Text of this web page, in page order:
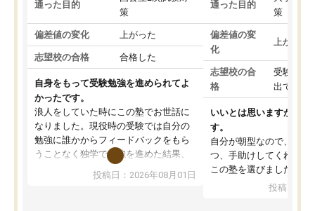
通った目的
策
偏差値の変化 上がった
志望校の合格 合格した
自身をもって受験勉強を進められてよ
かったです。
浪人をしていた時にこの塾でお世話に
なりました。現役時の受験では自分の
勉強に誰かからフィードバックをもら
うことなく独学で勉強を進めた結果、
入試本番に地歴の学習が間に合わず不
合格となってしまいました。その経験
投稿日：2026年08月01日
通った目的
策
偏差値の変
化
上がった
志望校の合
格
受験して
出ていな
いいとは思いますが、料
す。
自分が朝型なので、自習
つ、手助けしてくれる設
この塾を選びました。
投稿日：